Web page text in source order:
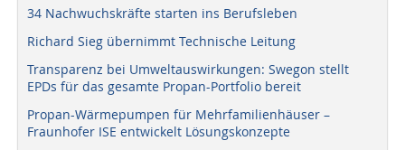
34 Nachwuchskräfte starten ins Berufsleben
Richard Sieg übernimmt Technische Leitung
Transparenz bei Umweltauswirkungen: Swegon stellt
EPDs für das gesamte Propan-Portfolio bereit
Propan-Wärmepumpen für Mehrfamilienhäuser –
Fraunhofer ISE entwickelt Lösungskonzepte